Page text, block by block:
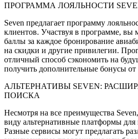
ПРОГРАММА ЛОЯЛЬНОСТИ
Seven предлагает программу
клиентов. Участвуя в программе, вы
баллы за каждое бронирование
на скидки и другие привилегии.
отличный способ сэкономить на
получить дополнительные бонусы от
АЛЬТЕРНАТИВЫ SEVEN:
ПОИСКА
Несмотря на все преимущества
виду альтернативные платформы для
Разные сервисы могут предлагать